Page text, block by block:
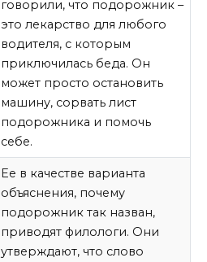
говорили, что подорожник –
это лекарство для любого
водителя, с которым
приключилась беда. Он
может просто остановить
машину, сорвать лист
подорожника и помочь
себе.
Ее в качестве варианта
объяснения, почему
подорожник так назван,
приводят филологи. Они
утверждают, что слово